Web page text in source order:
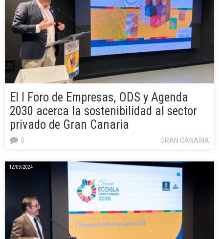
El I Foro de Empresas, ODS y Agenda
2030 acerca la sostenibilidad al sector
privado de Gran Canaria
GRAN CANARIA
0
12/03/2024